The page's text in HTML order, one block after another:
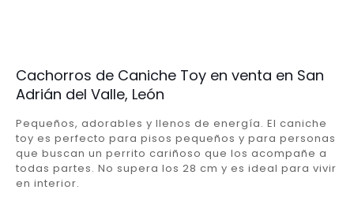
Cachorros de Caniche Toy en venta en San
Adrián del Valle, León
Pequeños, adorables y llenos de energía. El caniche
toy es perfecto para pisos pequeños y para personas
que buscan un perrito cariñoso que los acompañe a
todas partes. No supera los 28 cm y es ideal para vivir
en interior.